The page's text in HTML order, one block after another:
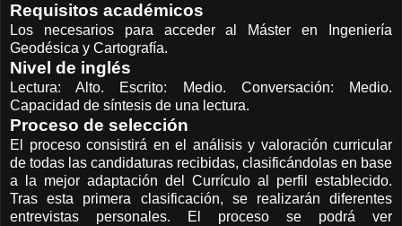
Requisitos académicos
Los necesarios para acceder al Máster en Ingeniería
Geodésica y Cartografía.
Nivel de inglés
Lectura: Alto. Escrito: Medio. Conversación: Medio.
Capacidad de síntesis de una lectura.
Proceso de selección
El proceso consistirá en el análisis y valoración curricular
de todas las candidaturas recibidas, clasificándolas en base
a la mejor adaptación del Currículo al perfil establecido.
Tras esta primera clasificación, se realizarán diferentes
entrevistas personales. El proceso se podrá ver